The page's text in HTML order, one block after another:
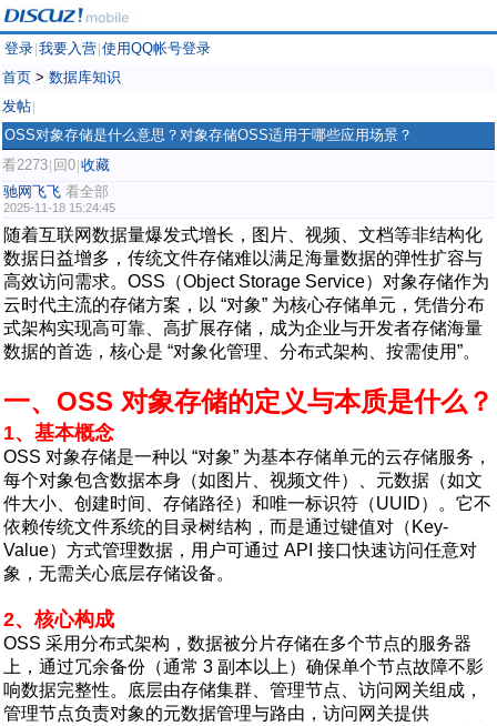
登录 我要入营 使用QQ帐号登录
首页 > 数据库知识
发帖
OSS对象存储是什么意思？对象存储OSS适用于哪些应用场景？
看2273 回0 收藏
驰网飞飞 看全部
2025-11-18 15:24:45
随着互联网数据量爆发式增长，图片、视频、文档等非结构化
数据日益增多，传统文件存储难以满足海量数据的弹性扩容与
高效访问需求。OSS（Object Storage Service）对象存储作为
云时代主流的存储方案，以 “对象” 为核心存储单元，凭借分布
式架构实现高可靠、高扩展存储，成为企业与开发者存储海量
数据的首选，核心是 “对象化管理、分布式架构、按需使用”。
一、OSS 对象存储的定义与本质是什么？
1、基本概念
OSS 对象存储是一种以 “对象” 为基本存储单元的云存储服务，
每个对象包含数据本身（如图片、视频文件）、元数据（如文
件大小、创建时间、存储路径）和唯一标识符（UUID）。它不
依赖传统文件系统的目录树结构，而是通过键值对（Key-
Value）方式管理数据，用户可通过 API 接口快速访问任意对
象，无需关心底层存储设备。
2、核心构成
OSS 采用分布式架构，数据被分片存储在多个节点的服务器
上，通过冗余备份（通常 3 副本以上）确保单个节点故障不影
响数据完整性。底层由存储集群、管理节点、访问网关组成，
管理节点负责对象的元数据管理与路由，访问网关提供